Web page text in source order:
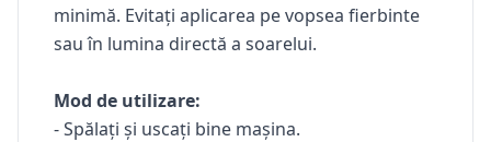
minimă. Evitați aplicarea pe vopsea fierbinte
sau în lumina directă a soarelui.
Mod de utilizare:
- Spălați și uscați bine mașina.